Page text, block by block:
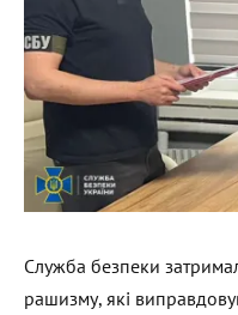
Служба безпеки
рашизму, які